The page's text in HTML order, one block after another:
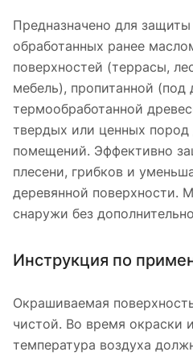
Предназначено для
обработанных ранее
поверхностей (террасы,
мебель), пропитанной (под
термообработанной
твердых или ценных пород
помещений. Эффективно
плесени, грибков и
деревянной поверхности.
снаружи без
Инструкция по
Окрашиваемая
чистой. Во время окраски
температура воздуха